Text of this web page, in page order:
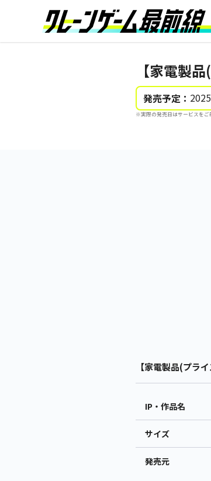
【家電製
発売予定：
※実際の発売日はサービスをご
【家電製品(プラ
IP・作品名
サイズ
発売元